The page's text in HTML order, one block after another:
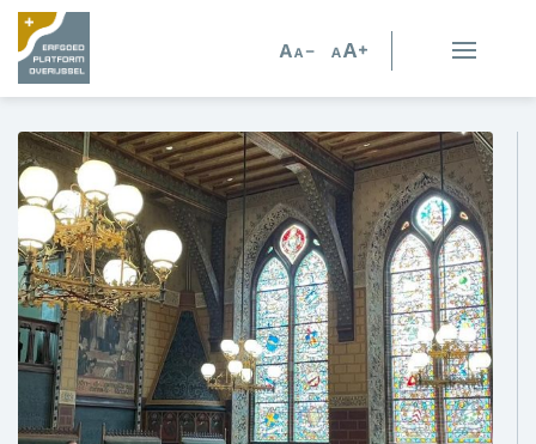
Erfgoedorganisaties
Verhalen
Kennis en advies
Kennisbank
Persoonlijk advies